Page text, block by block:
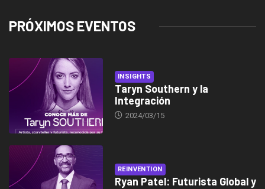
PRÓXIMOS EVENTOS
INSIGHTS
Taryn Southern y la
Integración
2024/03/15
REINVENTION
Ryan Patel: Futurista Global y